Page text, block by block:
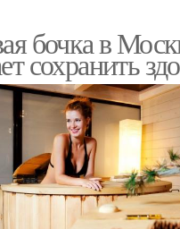
бочка в
сохранить